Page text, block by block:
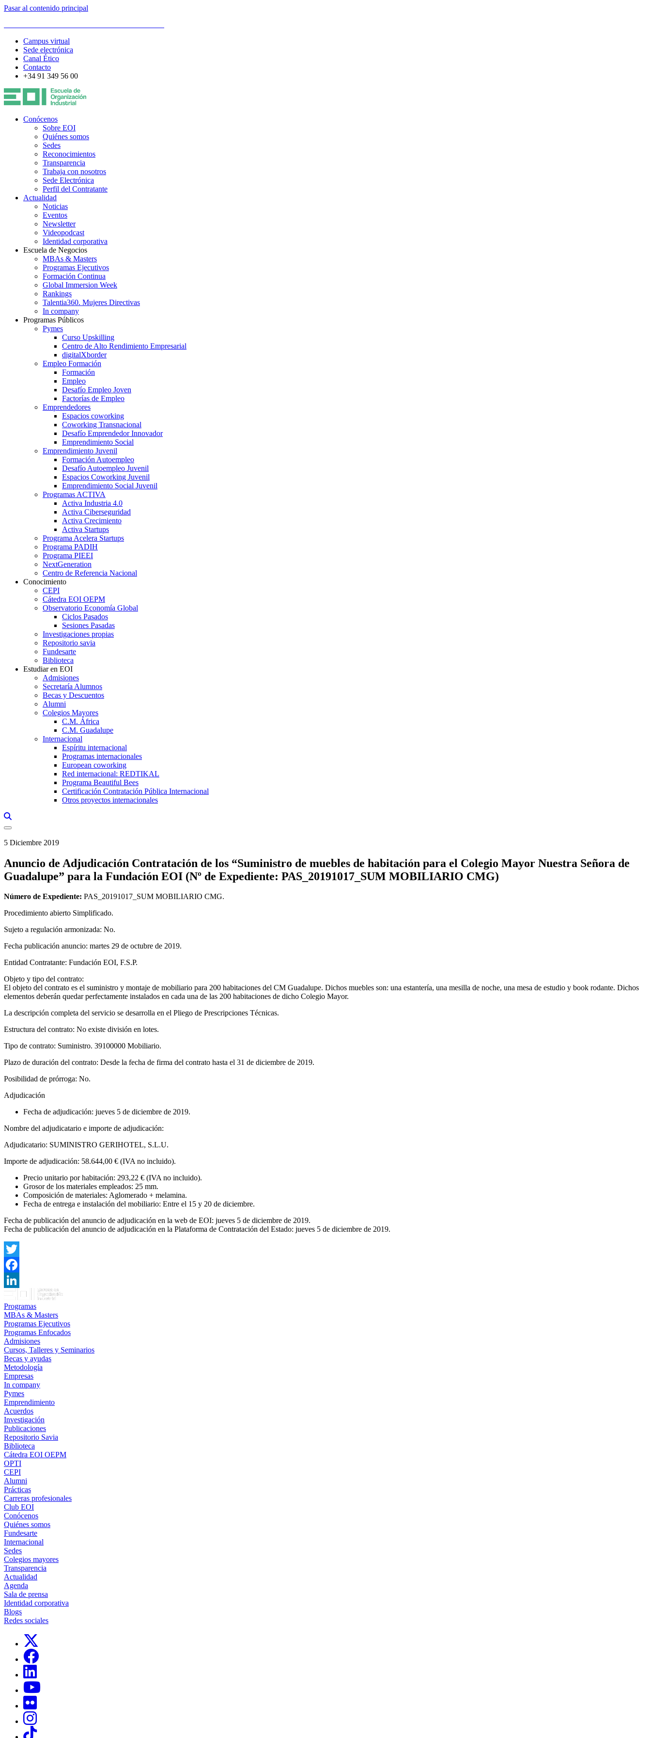
Pasar al contenido principal
Campus virtual
Sede electrónica
Canal Ético
Contacto
+34 91 349 56 00
Conócenos
Sobre EOI
Quiénes somos
Sedes
Reconocimientos
Transparencia
Trabaja con nosotros
Sede Electrónica
Perfil del Contratante
Actualidad
Noticias
Eventos
Newsletter
Videopodcast
Identidad corporativa
Escuela de Negocios
MBAs & Masters
Programas Ejecutivos
Formación Continua
Global Immersion Week
Rankings
Talentia360. Mujeres Directivas
In company
Programas Públicos
Pymes
Curso Upskilling
Centro de Alto Rendimiento Empresarial
digitalXborder
Empleo Formación
Formación
Empleo
Desafío Empleo Joven
Factorías de Empleo
Emprendedores
Espacios coworking
Coworking Transnacional
Desafío Emprendedor Innovador
Emprendimiento Social
Emprendimiento Juvenil
Formación Autoempleo
Desafío Autoempleo Juvenil
Espacios Coworking Juvenil
Emprendimiento Social Juvenil
Programas ACTIVA
Activa Industria 4.0
Activa Ciberseguridad
Activa Crecimiento
Activa Startups
Programa Acelera Startups
Programa PADIH
Programa PIEEI
NextGeneration
Centro de Referencia Nacional
Conocimiento
CEPI
Cátedra EOI OEPM
Observatorio Economía Global
Ciclos Pasados
Sesiones Pasadas
Investigaciones propias
Repositorio savia
Fundesarte
Biblioteca
Estudiar en EOI
Admisiones
Secretaría Alumnos
Becas y Descuentos
Alumni
Colegios Mayores
C.M. África
C.M. Guadalupe
Internacional
Espíritu internacional
Programas internacionales
European coworking
Red internacional: REDTIKAL
Programa Beautiful Bees
Certificación Contratación Pública Internacional
Otros proyectos internacionales
5 Diciembre 2019
Anuncio de Adjudicación Contratación de los “Suministro de muebles de habitación para el Colegio Mayor Nuestra Señora de
Guadalupe” para la Fundación EOI (Nº de Expediente: PAS_20191017_SUM MOBILIARIO CMG)
Número de Expediente: PAS_20191017_SUM MOBILIARIO CMG.
Procedimiento abierto Simplificado.
Sujeto a regulación armonizada: No.
Fecha publicación anuncio: martes 29 de octubre de 2019.
Entidad Contratante: Fundación EOI, F.S.P.
Objeto y tipo del contrato:
El objeto del contrato es el suministro y montaje de mobiliario para 200 habitaciones del CM Guadalupe. Dichos muebles son: una estantería, una mesilla de noche, una mesa de estudio y book rodante. Dichos
elementos deberán quedar perfectamente instalados en cada una de las 200 habitaciones de dicho Colegio Mayor.
La descripción completa del servicio se desarrolla en el Pliego de Prescripciones Técnicas.
Estructura del contrato: No existe división en lotes.
Tipo de contrato: Suministro. 39100000 Mobiliario.
Plazo de duración del contrato: Desde la fecha de firma del contrato hasta el 31 de diciembre de 2019.
Posibilidad de prórroga: No.
Adjudicación
Fecha de adjudicación: jueves 5 de diciembre de 2019.
Nombre del adjudicatario e importe de adjudicación:
Adjudicatario: SUMINISTRO GERIHOTEL, S.L.U.
Importe de adjudicación: 58.644,00 € (IVA no incluido).
Precio unitario por habitación: 293,22 € (IVA no incluido).
Grosor de los materiales empleados: 25 mm.
Composición de materiales: Aglomerado + melamina.
Fecha de entrega e instalación del mobiliario: Entre el 15 y 20 de diciembre.
Fecha de publicación del anuncio de adjudicación en la web de EOI: jueves 5 de diciembre de 2019.
Fecha de publicación del anuncio de adjudicación en la Plataforma de Contratación del Estado: jueves 5 de diciembre de 2019.
Twitter
Facebook
LinkedIn
Programas
MBAs & Masters
Programas Ejecutivos
Programas Enfocados
Admisiones
Cursos, Talleres y Seminarios
Becas y ayudas
Metodología
Empresas
In company
Pymes
Emprendimiento
Acuerdos
Investigación
Publicaciones
Repositorio Savia
Biblioteca
Cátedra EOI OEPM
OPTI
CEPI
Alumni
Prácticas
Carreras profesionales
Club EOI
Conócenos
Quiénes somos
Fundesarte
Internacional
Sedes
Colegios mayores
Transparencia
Actualidad
Agenda
Sala de prensa
Identidad corporativa
Blogs
Redes sociales
Links, Opens in this window
Links, Opens in this window
Links, Opens in this window
Links, Opens in this window
Links, Opens in this window